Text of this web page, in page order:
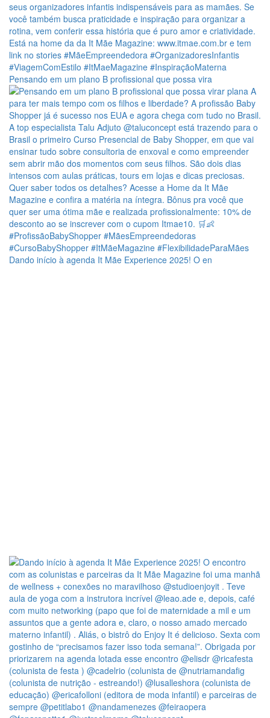
Pensando em um plano B profissional que possa vira
Dando início à agenda It Mãe Experience 2025! O en